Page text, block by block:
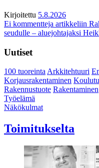
Kirjoitettu 5.8.2026
Ei kommentteja artikkeliin
seudulle – aluejohtajaksi
Uutiset
100 tuoreintaArkkitehtuuri
Korjausrakentaminen
Rakennustuote Rakentaminen
Työelämä
Näkökulmat
Toimitukselta